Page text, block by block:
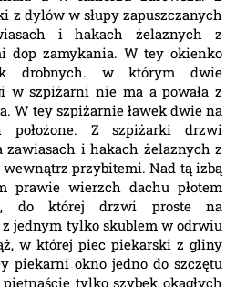
z dylów w słupy zapuszczanych
i hakach żelaznych z
dop zamykania. W tey okienko
drobnych. w którym dwie
w szpiżarni nie ma a powała z
W tey szpiżarnie ławek dwie na
położone. Z szpiżarki drzwi
i hakach żelaznych z
przybitemi. Nad tą izbą
prawie wierzch dachu płotem
do której drzwi proste na
jednym tylko skublem w odrwiu
w której piec piekarski z gliny
piekarni okno jedno do szczętu
tylko szybek okągłych